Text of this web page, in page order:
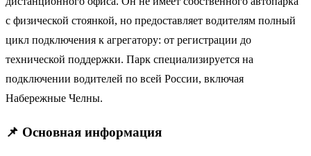
с физической стоянкой, но предоставляет водителям полный
цикл подключения к агрегатору: от регистрации до
технической поддержки. Парк специализируется на
подключении водителей по всей России, включая
Набережные Челны.
📌 Основная информация